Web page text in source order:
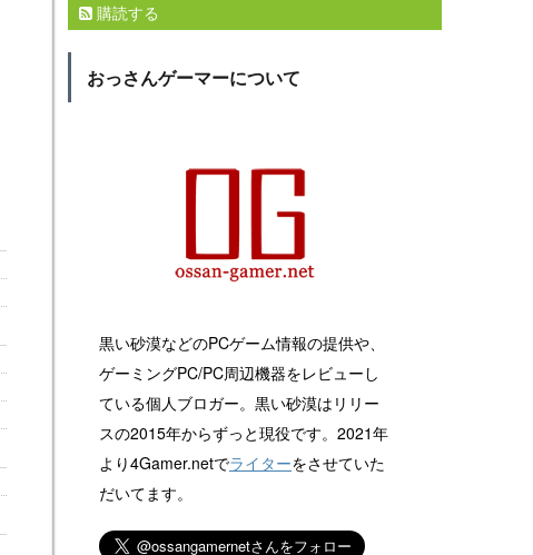
購読する
おっさんゲーマーについて
黒い砂漠などのPCゲーム情報の提供や、
ゲーミングPC/PC周辺機器をレビューし
ている個人ブロガー。黒い砂漠はリリー
スの2015年からずっと現役です。2021年
より4Gamer.netでライターをさせていた
だいてます。